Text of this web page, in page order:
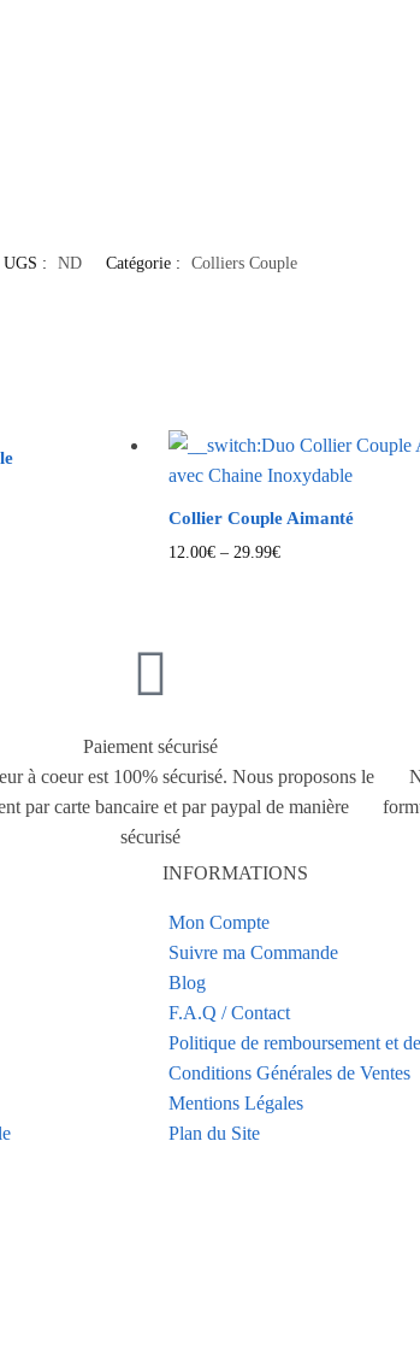
UGS : ND Catégorie : Colliers Couple
Collier Couple Aimanté
12.00€– 29.99€
Paiement sécurisé
à coeur est 100% sécurisé. Nous proposons le
par carte bancaire et par paypal de manière
sécurisé
INFORMATIONS
Mon Compte
Suivre ma Commande
Blog
F.A.Q / Contact
Politique de remboursement et
Conditions Générales de Ventes
Mentions Légales
Plan du Site